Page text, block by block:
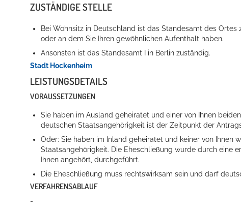
ZUSTÄNDIGE STELLE
Bei Wohnsitz in Deutschland ist das Standesamt des
oder an dem Sie Ihren gewöhnlichen Aufenthalt haben.
Ansonsten ist das Standesamt I in Berlin zuständig.
Stadt Hockenheim
LEISTUNGSDETAILS
VORAUSSETZUNGEN
Sie haben im Ausland geheiratet und einer von Ihnen
deutschen Staatsangehörigkeit ist der Zeitpunkt der
Oder: Sie haben im Inland geheiratet und keiner von
Staatsangehörigkeit. Die Eheschließung wurde durch eine
Ihnen angehört, durchgeführt.
Die Eheschließung muss rechtswirksam sein und darf
VERFAHRENSABLAUF
-